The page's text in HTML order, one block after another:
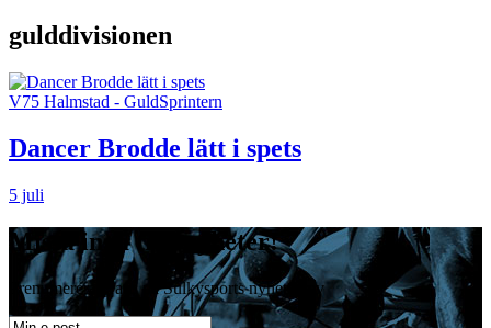
gulddivisionen
V75 Halmstad - GuldSprintern
Dancer Brodde lätt i spets
5 juli
Missa inga travnyheter!
Prenumerera gratis på Sulkysports nyhetsbrev